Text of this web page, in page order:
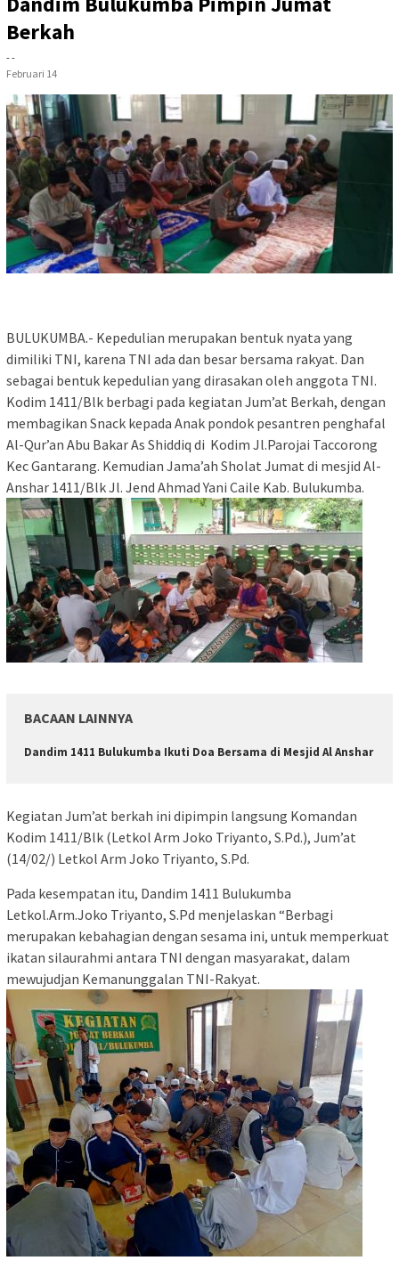
Berkah
- -
Februari 14
BULUKUMBA.- Kepedulian merupakan bentuk nyata yang
dimiliki TNI, karena TNI ada dan besar bersama rakyat. Dan
sebagai bentuk kepedulian yang dirasakan oleh anggota TNI.
Kodim 1411/Blk berbagi pada kegiatan Jum’at Berkah, dengan
membagikan Snack kepada Anak pondok pesantren penghafal
Al-Qur’an Abu Bakar As Shiddiq di Kodim Jl.Parojai Taccorong
Kec Gantarang. Kemudian Jama’ah Sholat Jumat di mesjid Al-
Anshar 1411/Blk Jl. Jend Ahmad Yani Caile Kab. Bulukumba.
BACAAN LAINNYA
Dandim 1411 Bulukumba Ikuti Doa Bersama di Mesjid Al Anshar
Kegiatan Jum’at berkah ini dipimpin langsung Komandan
Kodim 1411/Blk (Letkol Arm Joko Triyanto, S.Pd.), Jum’at
(14/02/) Letkol Arm Joko Triyanto, S.Pd.
Pada kesempatan itu, Dandim 1411 Bulukumba
Letkol.Arm.Joko Triyanto, S.Pd menjelaskan “Berbagi
merupakan kebahagian dengan sesama ini, untuk memperkuat
ikatan silaurahmi antara TNI dengan masyarakat, dalam
mewujudjan Kemanunggalan TNI-Rakyat.